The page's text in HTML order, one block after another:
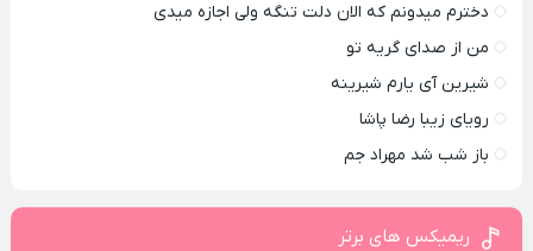
دخترم میدونم که الان دلت تنگه ولی اجازه میدی
من از صدای گريه تو
شیرین آی یارم شیرینه
رویای زیبا رضا پاشا
باز شب شد مهراد جم
ریمیکس های برتر